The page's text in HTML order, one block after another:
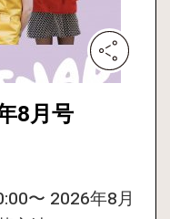
8月号
〜 2026年8月